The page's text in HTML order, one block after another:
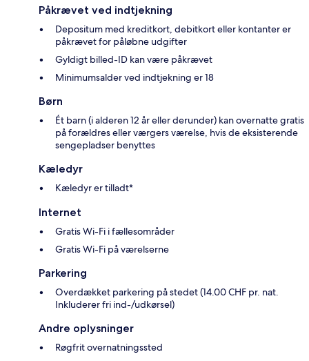
Påkrævet ved indtjekning
Depositum med kreditkort, debitkort eller kontanter er
påkrævet for påløbne udgifter
Gyldigt billed-ID kan være påkrævet
Minimumsalder ved indtjekning er 18
Børn
Ét barn (i alderen 12 år eller derunder) kan overnatte gratis
på forældres eller værgers værelse, hvis de eksisterende
sengepladser benyttes
Kæledyr
Kæledyr er tilladt*
Internet
Gratis Wi-Fi i fællesområder
Gratis Wi-Fi på værelserne
Parkering
Overdækket parkering på stedet (14.00 CHF pr. nat.
Inkluderer fri ind-/udkørsel)
Andre oplysninger
Røgfrit overnatningssted